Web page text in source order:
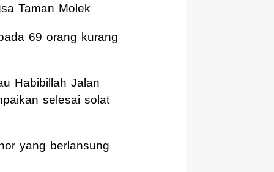
Taman Molek
69 orang kurang
Habibillah Jalan
selesai solat
yang berlansung